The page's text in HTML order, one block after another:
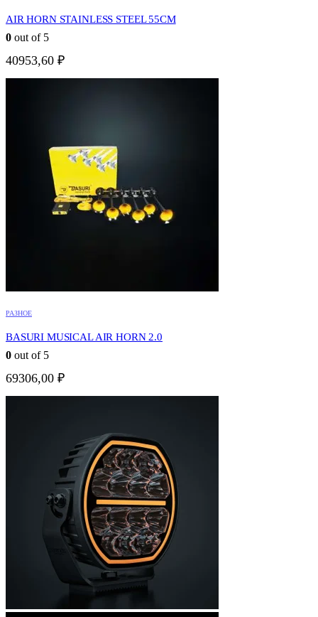
AIR HORN STAINLESS STEEL 55CM
0 out of 5
40953,60 ₽
РАЗНОЕ
BASURI MUSICAL AIR HORN 2.0
0 out of 5
69306,00 ₽